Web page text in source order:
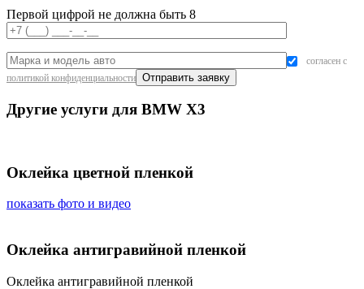
Первой цифрой не должна быть 8
согласен с
политикой конфиденциальности
Другие услуги для BMW X3
Оклейка цветной пленкой
показать фото и видео
Оклейка антигравийной пленкой
Оклейка антигравийной пленкой